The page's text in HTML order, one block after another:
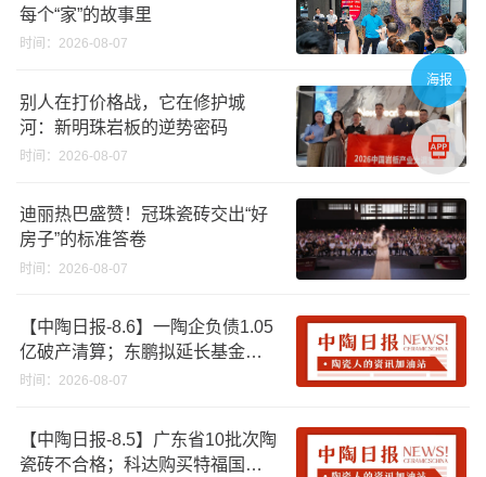
每个“家”的故事里
时间：2026-08-07
别人在打价格战，它在修护城
河：新明珠岩板的逆势密码
时间：2026-08-07
迪丽热巴盛赞！冠珠瓷砖交出“好
房子”的标准答卷
时间：2026-08-07
【中陶日报-8.6】一陶企负债1.05
亿破产清算；东鹏拟延长基金投
资期限；工信部开展建陶行业能
时间：2026-08-07
【中陶日报-8.5】广东省10批次陶
瓷砖不合格；科达购买特福国际
海报